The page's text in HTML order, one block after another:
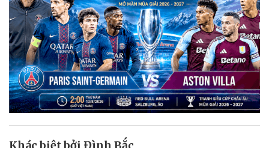
Khác biệt bởi Đình Bắc